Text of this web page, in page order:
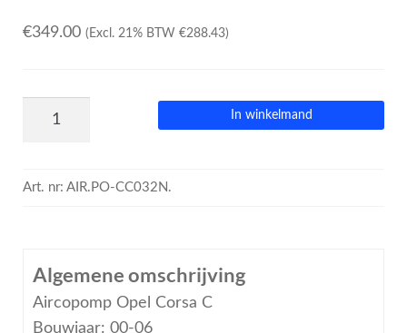
€349.00 (Excl. 21% BTW €288.43)
In winkelmand
Art. nr: AIR.PO-CC032N.
Algemene omschrijving
Aircopomp Opel Corsa C
Bouwjaar: 00-06